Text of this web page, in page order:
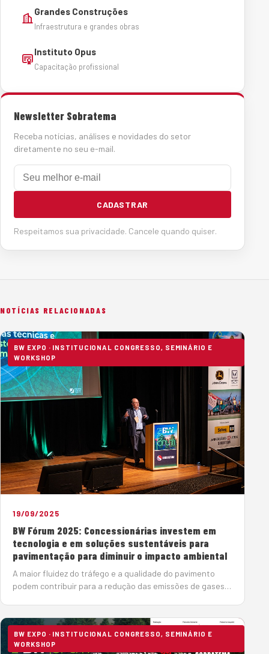
Grandes Construções
Infraestrutura e grandes obras
Instituto Opus
Capacitação profissional
Newsletter Sobratema
Receba notícias, análises e novidades do setor
diretamente no seu e-mail.
E-mail
CADASTRAR
Respeitamos sua privacidade. Cancele quando quiser.
NOTÍCIAS RELACIONADAS
BW EXPO · INSTITUCIONAL CONGRESSO, SEMINÁRIO E
WORKSHOP
19/09/2025
BW Fórum 2025: Concessionárias investem em
tecnologia e em soluções sustentáveis para
pavimentação para diminuir o impacto ambiental
A maior fluidez do tráfego e a qualidade do pavimento
podem contribuir para a redução das emissões de gases
“Pavimenta&cc…
BW EXPO · INSTITUCIONAL CONGRESSO, SEMINÁRIO E
WORKSHOP